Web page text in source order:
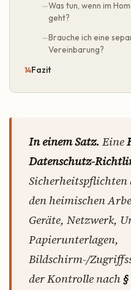
Was tun, wenn im
geht?
Brauche ich eine
Vereinbarung?
Fazit
In einem Satz. Eine
Datenschutz-
Sicherheitspflichten
den heimischen
Geräte, Netzwerk,
Papierunterlagen,
Bildschirm-/
der Kontrolle nach